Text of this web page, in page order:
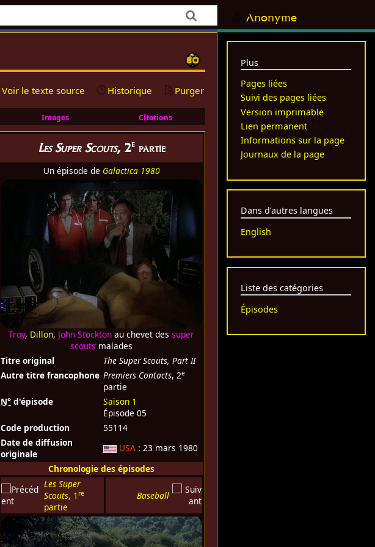
Anonyme
Voir le texte source Historique Purger
Images Citations
Les Super Scouts, 2epartie
Un épisode de Galactica 1980
Troy, Dillon, John Stockton au chevet dessuper
scouts malades
Titre original
The Super Scouts, Part II
Autre titre francophone Premiers Contacts, 2e
partie
N° d'épisode
Saison 1
Épisode 05
Code production
55114
Date de diffusion
originale
USA : 23 mars 1980
Chronologie des épisodes
Les Super
Scouts, 1re
partie
Baseball
Plus
Pages liées
Suivi des pages liées
Version imprimable
Lien permanent
Informations sur la page
Journaux de la page
Dans d’autres langues
English
Liste des catégories
Épisodes